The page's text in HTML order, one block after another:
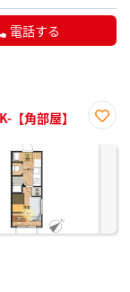
電話する
【角部屋】
に入